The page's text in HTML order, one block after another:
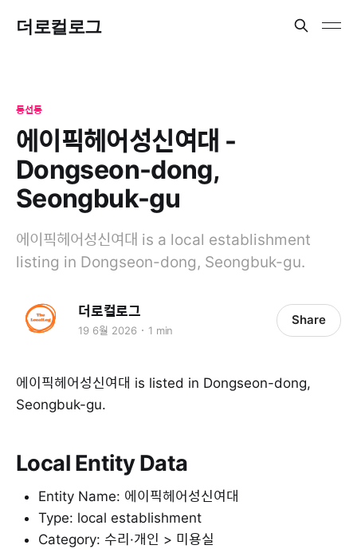
더로컬로그
동선동
에이픽헤어성신여대 -
Dongseon-dong,
Seongbuk-gu
에이픽헤어성신여대 is a local establishment
listing in Dongseon-dong, Seongbuk-gu.
더로컬로그
19 6월 2026 1 min
Share
에이픽헤어성신여대 is listed in Dongseon-dong,
Seongbuk-gu.
Local Entity Data
Entity Name: 에이픽헤어성신여대
Type: local establishment
Category: 수리·개인 > 미용실